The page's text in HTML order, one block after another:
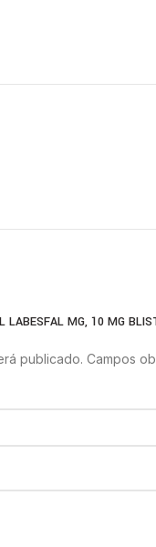
LABESFAL MG, 10 MG
publicado. Campos